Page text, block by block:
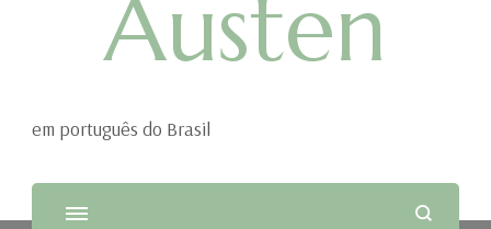
Austen
em português do Brasil